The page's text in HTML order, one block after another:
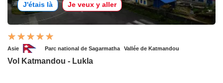
J'étais là Je veux y aller
Asie Parc national de Sagarmatha Vallée de Katmandou
Vol Katmandou - Lukla